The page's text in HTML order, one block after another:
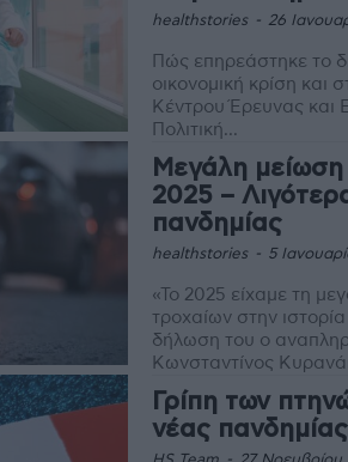
healthstories - 26
Πώς επηρεάστηκε το
οικονομική κρίση και
Κέντρου Έρευνας και
Πολιτική...
Μεγάλη
2025 –
πανδημίας
healthstories - 5
«Το 2025 είχαμε τη
τροχαίων στην
δήλωση του ο
Γρίπη των
νέας πανδημίας